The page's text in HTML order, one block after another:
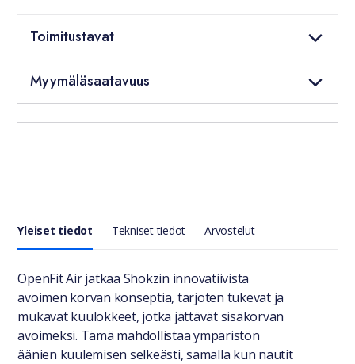
Toimitustavat
Myymäläsaatavuus
Yleiset tiedot Tekniset tiedot Arvostelut
Yleiset tiedot
OpenFit Air jatkaa Shokzin innovatiivista
avoimen korvan konseptia, tarjoten tukevat ja
mukavat kuulokkeet, jotka jättävät sisäkorvan
avoimeksi. Tämä mahdollistaa ympäristön
äänien kuulemisen selkeästi, samalla kun nautit